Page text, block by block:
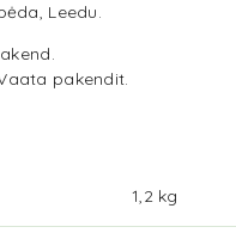
Leedu.
pakendit.
1,2 kg